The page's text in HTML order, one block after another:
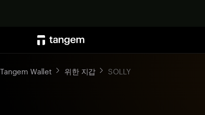
Tangem Wallet 위한 지갑 SOLLY